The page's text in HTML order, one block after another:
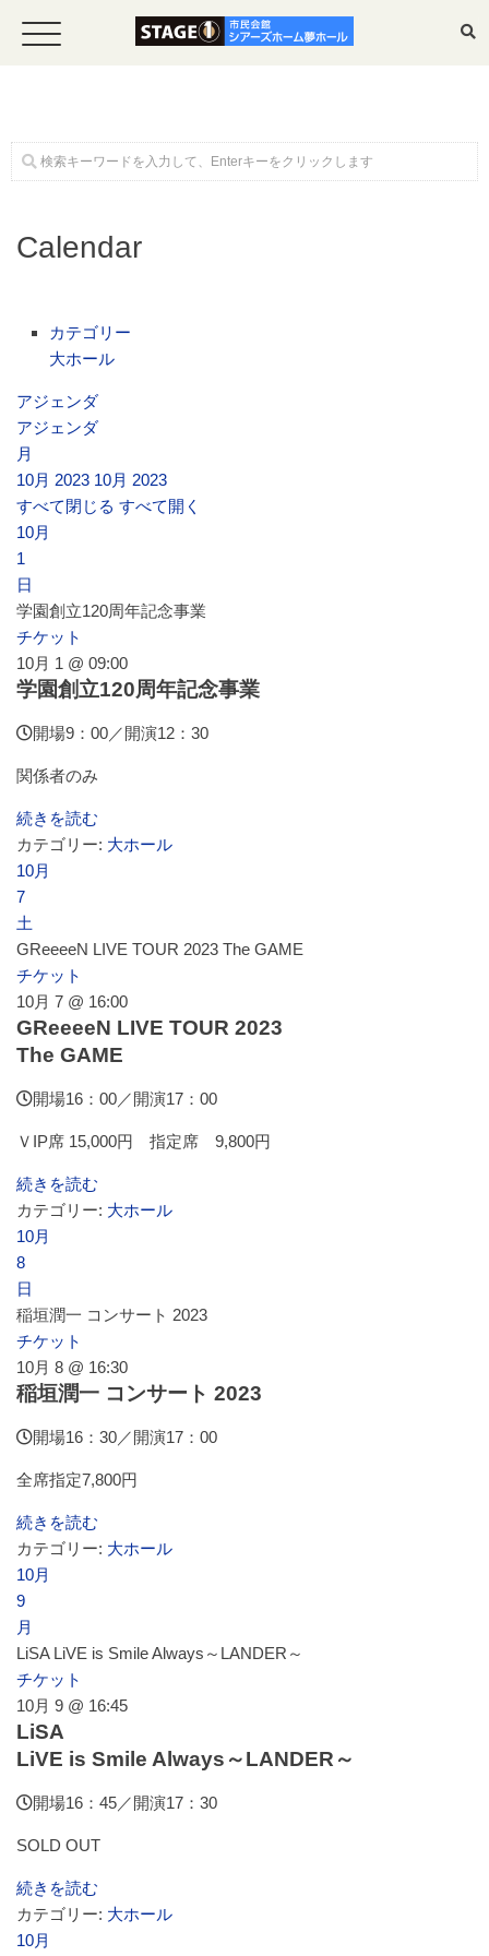
ホーム
Calendar
カテゴリー
大ホール
アジェンダ
アジェンダ
月
10月 2023 10月 2023
すべて閉じる すべて開く
10月
1
日
学園創立120周年記念事業
チケット
10月 1 @ 09:00
学園創立120周年記念事業
開場9：00／開演12：30
関係者のみ
続きを読む
カテゴリー: 大ホール
10月
7
土
GReeeeN LIVE TOUR 2023 The GAME
チケット
10月 7 @ 16:00
GReeeeN LIVE TOUR 2023
The GAME
開場16：00／開演17：00
ＶIP席 15,000円 指定席 9,800円
続きを読む
カテゴリー: 大ホール
10月
8
日
稲垣潤一 コンサート 2023
チケット
10月 8 @ 16:30
稲垣潤一 コンサート 2023
開場16：30／開演17：00
全席指定7,800円
続きを読む
カテゴリー: 大ホール
10月
9
月
LiSA LiVE is Smile Always～LANDER～
チケット
10月 9 @ 16:45
LiSA
LiVE is Smile Always～LANDER～
開場16：45／開演17：30
SOLD OUT
続きを読む
カテゴリー: 大ホール
10月